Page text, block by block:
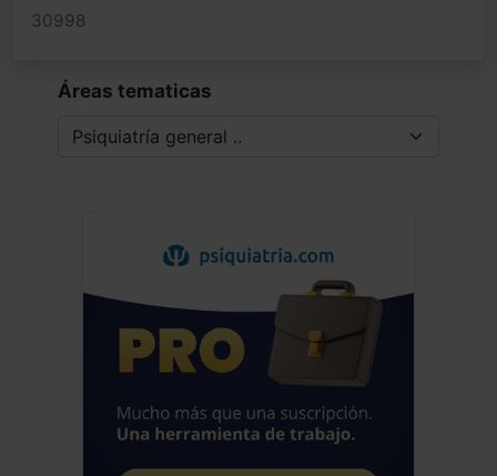
30998
Áreas tematicas